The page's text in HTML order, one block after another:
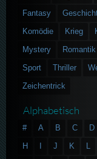
Fantasy
Komödie
Krieg
Mystery
Romantik
Sport
Thriller
Zeichentrick
Alphabetisch
# A B C D
H
J K L